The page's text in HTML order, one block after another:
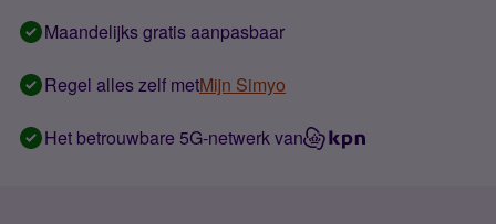
Maandelijks gratis aanpasbaar
Regel alles zelf metMijn Simyo
Het betrouwbare 5G-netwerk van